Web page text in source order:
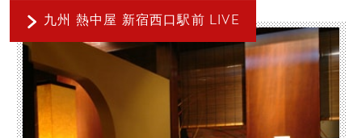
九州 熱中屋 新宿西口駅前 LIVE